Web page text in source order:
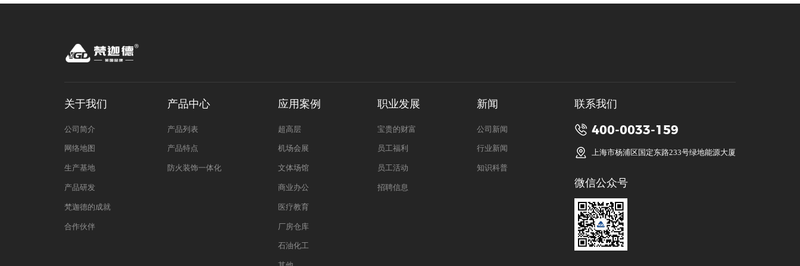
关于我们
公司简介
网络地图
生产基地
产品研发
梵迦德的成就
合作伙伴
产品中心
产品列表
产品特点
防火装饰一体化
应用案例
超高层
机场会展
文体场馆
商业办公
医疗教育
厂房仓库
石油化工
职业发展
宝贵的财富
员工福利
员工活动
招聘信息
新闻
公司新闻
行业新闻
知识科普
联系我们
400-0033-159
上海市杨浦区国定东路233号绿地能源大厦
微信公众号